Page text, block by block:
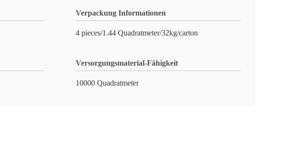
Verpackung Informationen
4 pieces/1.44 Quadratmeter/32kg/carton
Versorgungsmaterial-Fähigkeit
10000 Quadratmeter